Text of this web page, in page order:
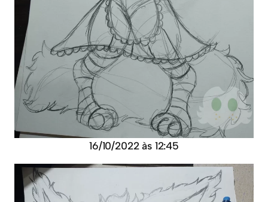
16/10/2022 às 12:45